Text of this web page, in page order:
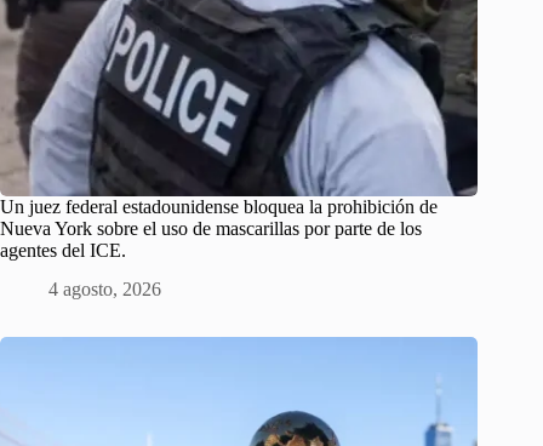
Un juez federal estadounidense bloquea la prohibición de
Nueva York sobre el uso de mascarillas por parte de los
agentes del ICE.
4 agosto, 2026